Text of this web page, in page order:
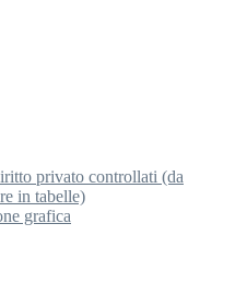
privato controllati (da
in tabelle)
grafica